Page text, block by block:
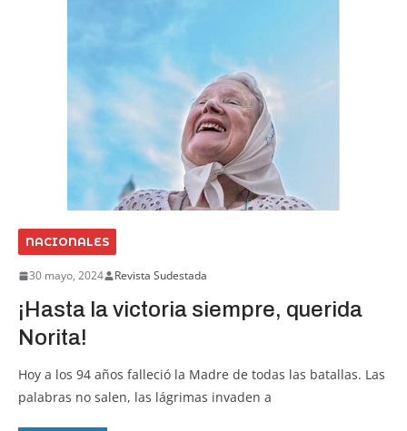
NACIONALES
30 mayo, 2024 Revista Sudestada
¡Hasta la victoria siempre, querida
Norita!
Hoy a los 94 años falleció la Madre de todas las batallas. Las
palabras no salen, las lágrimas invaden a